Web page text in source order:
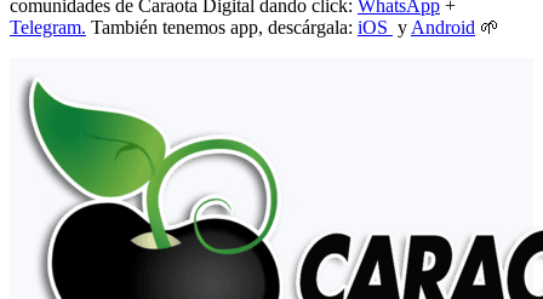
comunidades de Caraota Digital dando click: WhatsApp +
Telegram. También tenemos app, descárgala: iOS y Android 🌱